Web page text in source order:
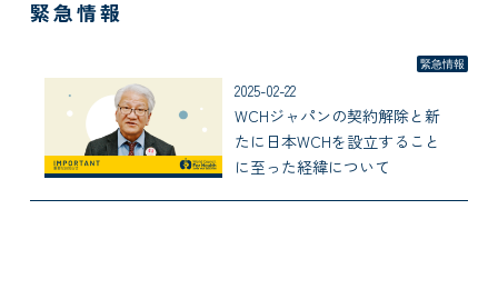
緊急情報
緊急情報
2025-02-22
WCHジャパンの契約解除と新
たに日本WCHを設立すること
に至った経緯について